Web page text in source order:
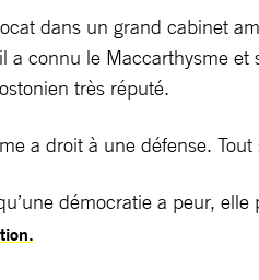
dans un grand cabinet
a connu le Maccarthysme et
très réputé.
a droit à une défense.
démocratie a peur, elle